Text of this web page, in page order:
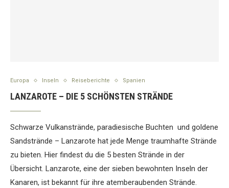
Europa Inseln Reiseberichte Spanien
LANZAROTE – DIE 5 SCHÖNSTEN STRÄNDE
Schwarze Vulkanstrände, paradiesische Buchten und goldene
Sandstrände – Lanzarote hat jede Menge traumhafte Strände
zu bieten. Hier findest du die 5 besten Strände in der
Übersicht. Lanzarote, eine der sieben bewohnten Inseln der
Kanaren, ist bekannt für ihre atemberaubenden Strände.